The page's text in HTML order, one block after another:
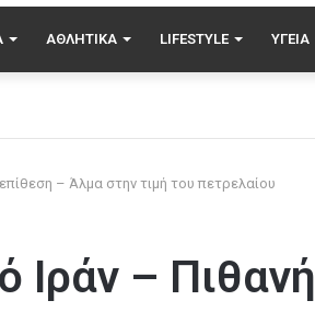
ΑΘΛΗΤΙΚΆ LIFESTYLE ΥΓΕΊΑ
– Άλμα στην τιμή του πετρελαίου
Ιράν – Πιθανή